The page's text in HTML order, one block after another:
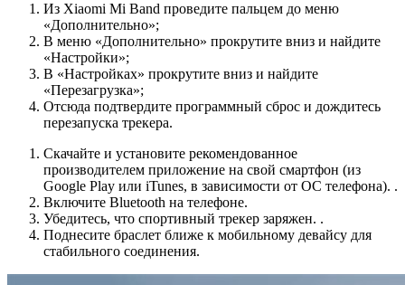
Из Xiaomi Mi Band проведите пальцем до меню
«Дополнительно»;
В меню «Дополнительно» прокрутите вниз и найдите
«Настройки»;
В «Настройках» прокрутите вниз и найдите
«Перезагрузка»;
Отсюда подтвердите программный сброс и дождитесь
перезапуска трекера.
Скачайте и установите рекомендованное
производителем приложение на свой смартфон (из
Google Play или iTunes, в зависимости от ОС телефона). .
Включите Bluetooth на телефоне.
Убедитесь, что спортивный трекер заряжен. .
Поднесите браслет ближе к мобильному девайсу для
стабильного соединения.